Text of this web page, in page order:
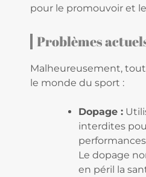
pour le promouvoir et
Problèmes
Malheureusement, tout
le monde du sport :
Dopage :
interdites
Le dopage
en péril la